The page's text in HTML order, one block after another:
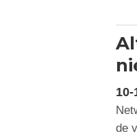
10-
de